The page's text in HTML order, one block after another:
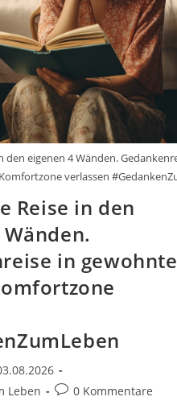
den eigenen 4 Wänden.
verlassen
Reise in den
in
Leben
Beitrags-
0 Kommentare